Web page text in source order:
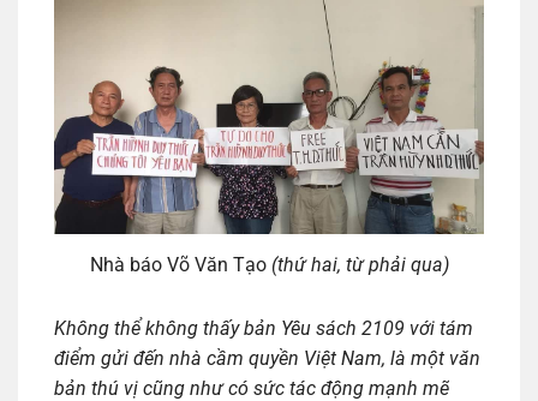
Nhà báo Võ Văn Tạo (thứ hai, từ phải qua)
Không thể không thấy bản Yêu sách 2109 với tám
điểm gửi đến nhà cầm quyền Việt Nam, là một văn
bản thú vị cũng như có sức tác động mạnh mẽ